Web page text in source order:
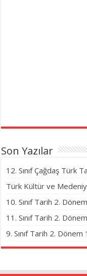
Son Yazılar
12. Sınıf Çağdaş Türk
Türk Kültür ve
10. Sınıf Tarih 2.
11. Sınıf Tarih 2.
9. Sınıf Tarih 2.